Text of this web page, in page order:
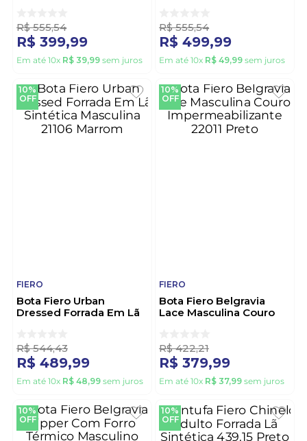
R$ 555,54
R$ 399,99
Em até 10x R$ 39,99 sem juros
R$ 555,54
R$ 499,99
Em até 10x R$ 49,99 sem juros
10%
OFF
FIERO
Bota Fiero Urban
Dressed Forrada Em Lã
R$ 544,43
R$ 489,99
Em até 10x R$ 48,99 sem juros
10%
OFF
FIERO
Bota Fiero Belgravia
Lace Masculina Couro
R$ 422,21
R$ 379,99
Em até 10x R$ 37,99 sem juros
10%
OFF
10%
OFF